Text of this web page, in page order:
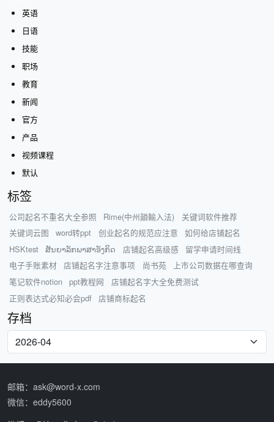
英语
日语
技能
职场
教育
新闻
官方
产品
视频课程
默认
标签
公司起名不重名大全参照 Rime(中州韻輸入法)
关键词软件推荐
关键词云图
word转ppt 创业起名的规范应注意
如何给店铺起名
HSKtest
ສັນຍາລັກພາສາອັງກິດ 店铺起名高级感
留学申请时间线
电子手账素材
店铺起名字注意事项 尚书苑
上市公司数据在哪查询
笔记软件notion
ppt教程网
店铺起名字大全免费测试
正则表达式必知必会pdf
店铺商标起名
存档
邮箱：ask@word-x.com
微信：eddy5600